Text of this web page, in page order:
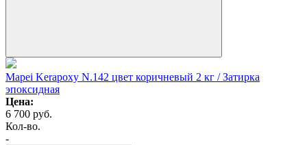
Mapei Kerapoxy N.142 цвет коричневый 2 кг / Затирка
эпоксидная
Цена:
6 700 руб.
Кол-во.
-